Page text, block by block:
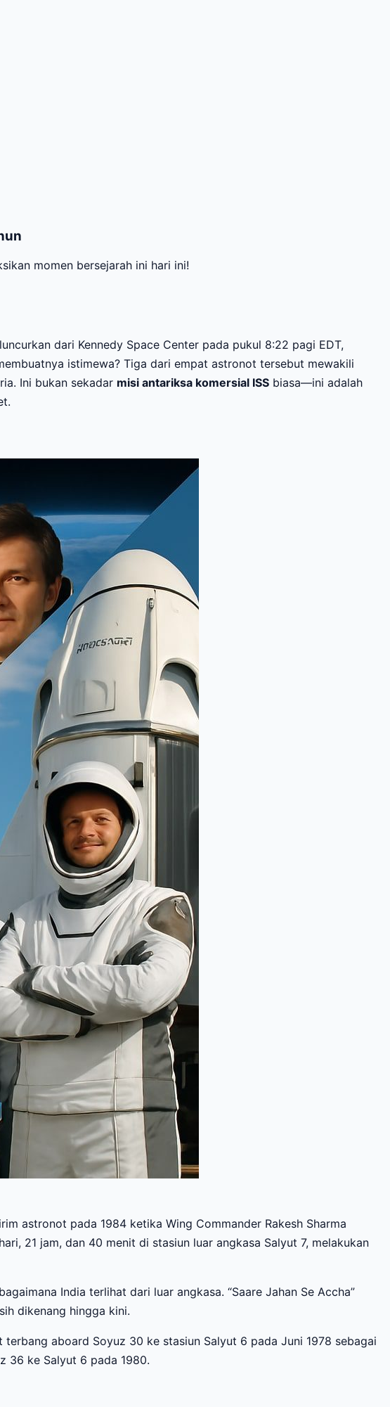
momen bersejarah ini hari ini!
dari Kennedy Space Center pada pukul 8:22 pagi EDT,
istimewa? Tiga dari empat astronot tersebut mewakili
Ini bukan sekadar misi antariksa komersial ISS biasa—ini adalah
astronot pada 1984 ketika Wing Commander Rakesh Sharma
21 jam, dan 40 menit di stasiun luar angkasa Salyut 7, melakukan
India terlihat dari luar angkasa. “Saare Jahan Se Accha”
dikenang hingga kini.
aboard Soyuz 30 ke stasiun Salyut 6 pada Juni 1978 sebagai
36 ke Salyut 6 pada 1980.